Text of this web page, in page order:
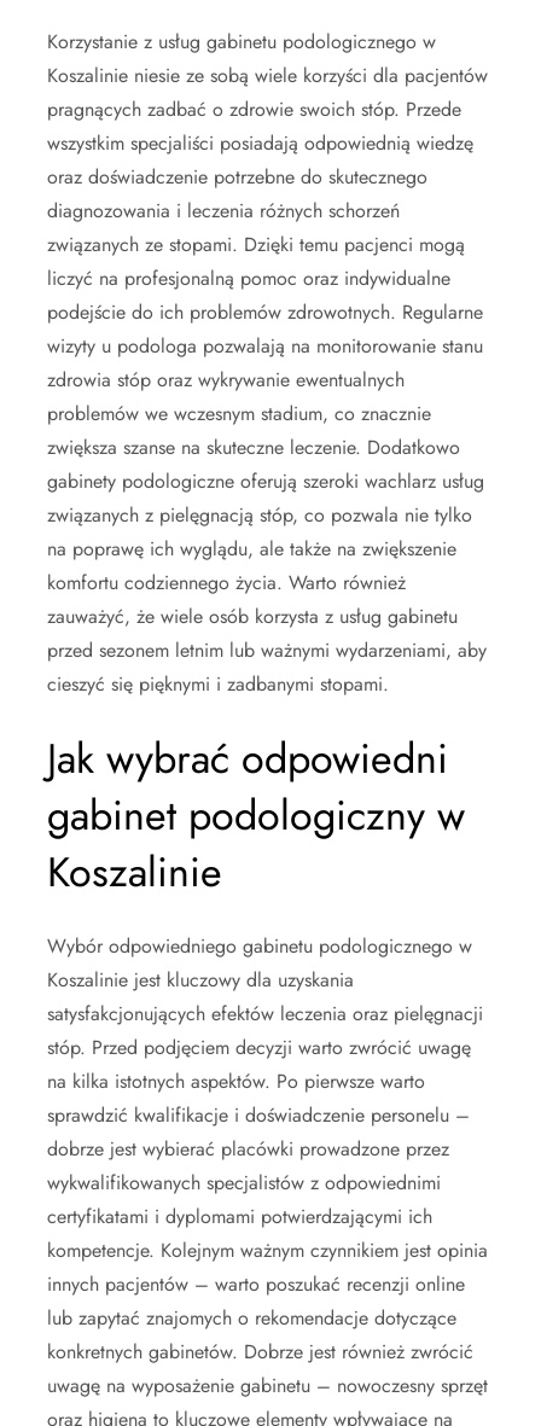
Korzystanie z usług gabinetu podologicznego w
Koszalinie niesie ze sobą wiele korzyści dla pacjentów
pragnących zadbać o zdrowie swoich stóp. Przede
wszystkim specjaliści posiadają odpowiednią wiedzę
oraz doświadczenie potrzebne do skutecznego
diagnozowania i leczenia różnych schorzeń
związanych ze stopami. Dzięki temu pacjenci mogą
liczyć na profesjonalną pomoc oraz indywidualne
podejście do ich problemów zdrowotnych. Regularne
wizyty u podologa pozwalają na monitorowanie stanu
zdrowia stóp oraz wykrywanie ewentualnych
problemów we wczesnym stadium, co znacznie
zwiększa szanse na skuteczne leczenie. Dodatkowo
gabinety podologiczne oferują szeroki wachlarz usług
związanych z pielęgnacją stóp, co pozwala nie tylko
na poprawę ich wyglądu, ale także na zwiększenie
komfortu codziennego życia. Warto również
zauważyć, że wiele osób korzysta z usług gabinetu
przed sezonem letnim lub ważnymi wydarzeniami, aby
cieszyć się pięknymi i zadbanymi stopami.
Jak wybrać odpowiedni
gabinet podologiczny w
Koszalinie
Wybór odpowiedniego gabinetu podologicznego w
Koszalinie jest kluczowy dla uzyskania
satysfakcjonujących efektów leczenia oraz pielęgnacji
stóp. Przed podjęciem decyzji warto zwrócić uwagę
na kilka istotnych aspektów. Po pierwsze warto
sprawdzić kwalifikacje i doświadczenie personelu –
dobrze jest wybierać placówki prowadzone przez
wykwalifikowanych specjalistów z odpowiednimi
certyfikatami i dyplomami potwierdzającymi ich
kompetencje. Kolejnym ważnym czynnikiem jest opinia
innych pacjentów – warto poszukać recenzji online
lub zapytać znajomych o rekomendacje dotyczące
konkretnych gabinetów. Dobrze jest również zwrócić
uwagę na wyposażenie gabinetu – nowoczesny sprzęt
oraz higiena to kluczowe elementy wpływające na